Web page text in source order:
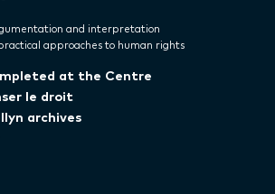
and interpretation
approaches to human rights
at the Centre
le droit
archives